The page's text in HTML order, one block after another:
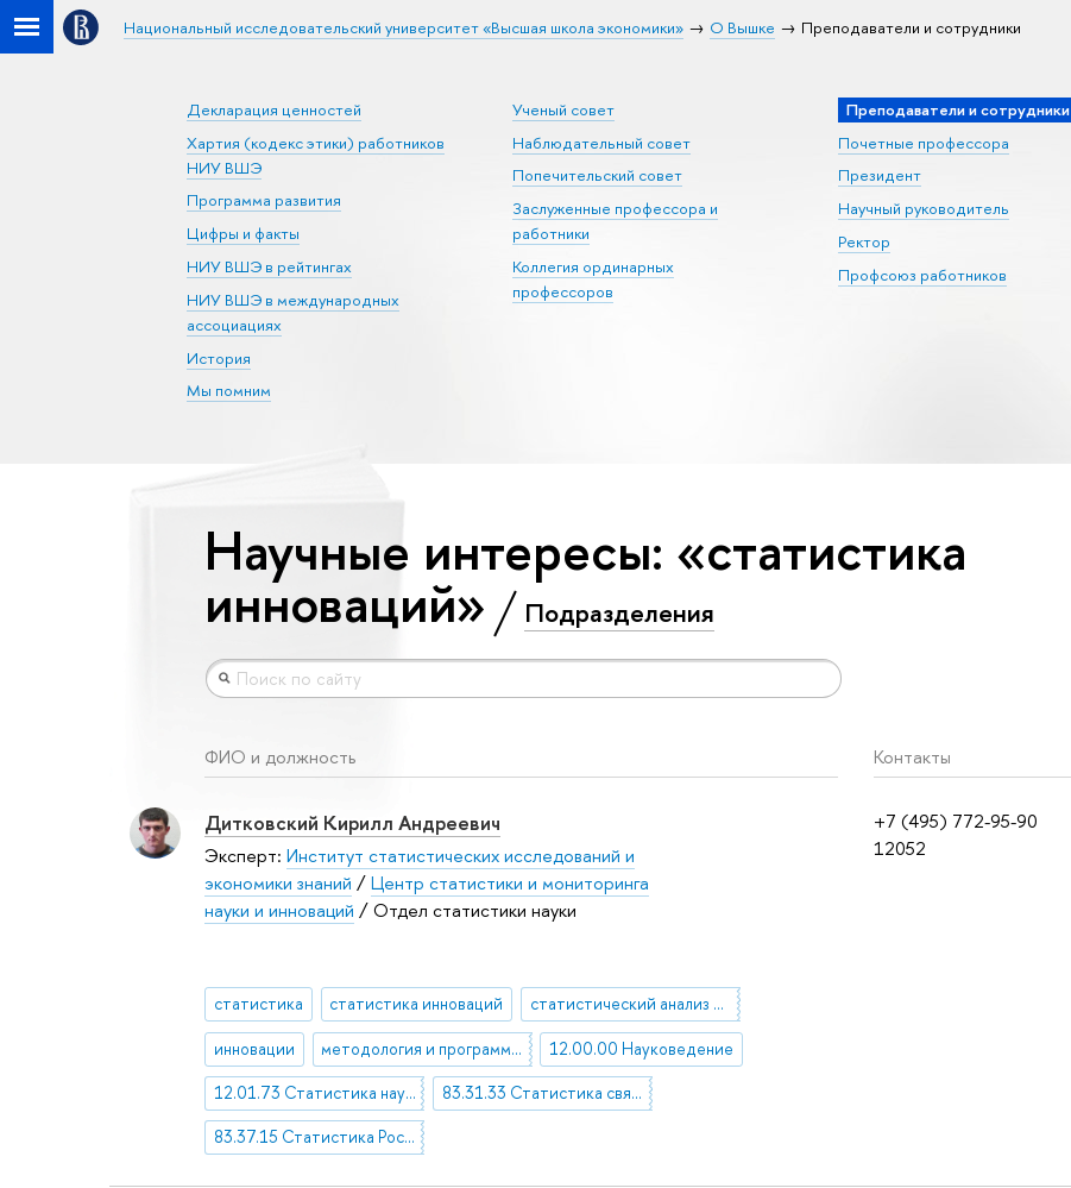
Национальный исследовательский университет «Высшая школа экономики» О Вышке Преподаватели и сотрудники
Декларация ценностей
Хартия (кодекс этики) работников
НИУ ВШЭ
Программа развития
Цифры и факты
НИУ ВШЭ в рейтингах
НИУ ВШЭ в международных
ассоциациях
История
Мы помним
Ученый совет
Наблюдательный совет
Попечительский совет
Заслуженные профессора и
работники
Коллегия ординарных
профессоров
Преподаватели и сотрудники
Почетные профессора
Президент
Научный руководитель
Ректор
Профсоюз работников
Научные интересы: «статистика
инноваций» Подразделения
ФИО и должность Контакты
+7 (495) 772-95-90
12052
Дитковский Кирилл Андреевич
Эксперт: Институт статистических исследований и
экономики знаний /Центр статистики и мониторинга
науки и инноваций / Отдел статистики науки
статистика статистика инноваций статистический анализ данных
инновации методология и программа статистического 12.00.00 Науковедение
12.01.73 Статистика науки 83.31.33 Статистика связи
83.37.15 Статистика России